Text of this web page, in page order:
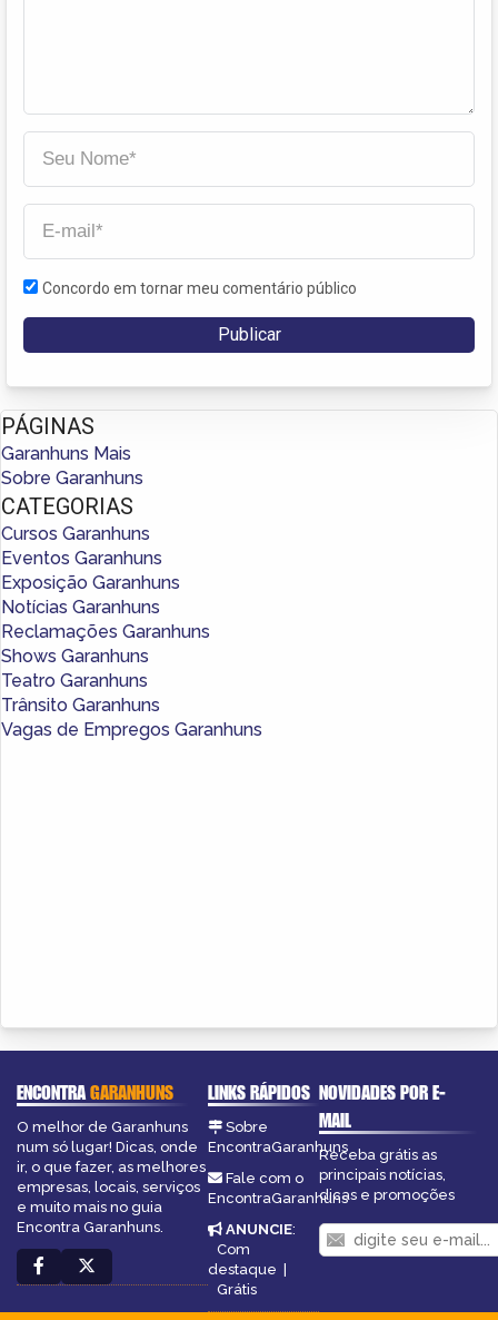
Concordo em tornar meu comentário público
PÁGINAS
Garanhuns Mais
Sobre Garanhuns
CATEGORIAS
Cursos Garanhuns
Eventos Garanhuns
Exposição Garanhuns
Notícias Garanhuns
Reclamações Garanhuns
Shows Garanhuns
Teatro Garanhuns
Trânsito Garanhuns
Vagas de Empregos Garanhuns
ENCONTRAGARANHUNS
O melhor de Garanhuns
num só lugar! Dicas, onde
ir, o que fazer, as melhores
empresas, locais, serviços
e muito mais no guia
Encontra Garanhuns.
LINKS RÁPIDOS
Sobre
EncontraGaranhuns
Fale com o
EncontraGaranhuns
ANUNCIE:
Com
destaque
Grátis
NOVIDADES POR E-
MAIL
Receba grátis as
principais notícias,
dicas e promoções